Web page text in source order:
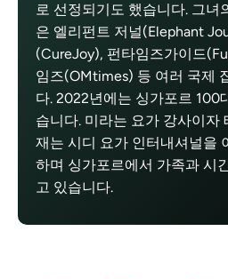
로 선정되기도 했습니다. 그녀
은 엘리펀트 저널(Elephant
(CureJoy), 펀타임즈가이드
임즈(OMtimes) 등 여러 국제
다. 2022년에는 싱가포르 100
습니다. 미라는 요가 강사이자
재는 시디 요가 인터내셔널을
하며 싱가포르에서 가족과 시
고 있습니다.